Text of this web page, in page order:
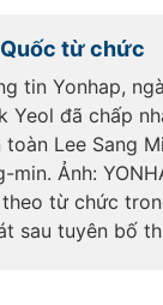
từ chức
tin Yonhap,
Yeol đã chấp
toàn Lee Sang
min. Ảnh:
từ chức
sau tuyên bố